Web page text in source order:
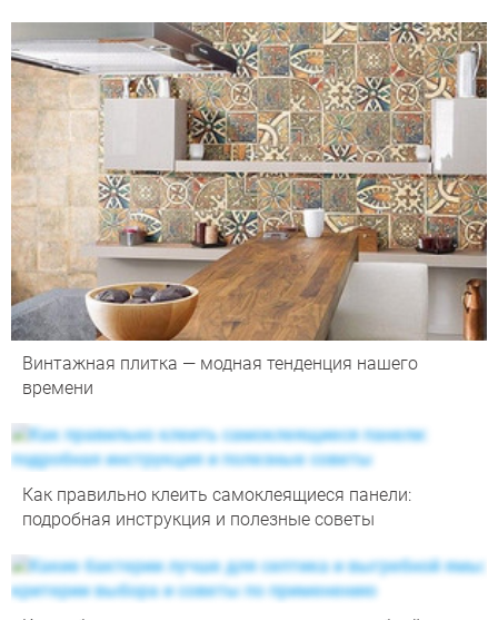
Винтажная плитка — модная тенденция нашего
времени
Как правильно клеить самоклеящиеся панели:
подробная инструкция и полезные советы